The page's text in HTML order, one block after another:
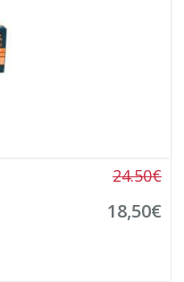
24.50€
18,50€